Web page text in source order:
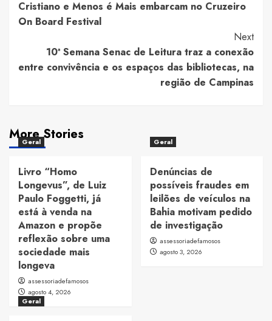
Cristiano e Menos é Mais embarcam no Cruzeiro
On Board Festival
Next
10ª Semana Senac de Leitura traz a conexão
entre convivência e os espaços das bibliotecas, na
região de Campinas
More Stories
Geral
Livro “Homo
Longevus”, de Luiz
Paulo Foggetti, já
está à venda na
Amazon e propõe
reflexão sobre uma
sociedade mais
longeva
assessoriadefamosos
agosto 4, 2026
Geral
Denúncias de
possíveis fraudes em
leilões de veículos na
Bahia motivam pedido
de investigação
assessoriadefamosos
agosto 3, 2026
Geral